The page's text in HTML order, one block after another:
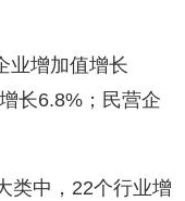
业增加值增长
长6.8%；民营企
类中，22个行业增